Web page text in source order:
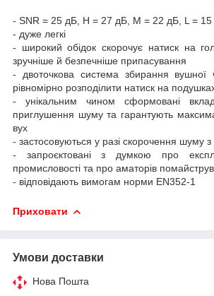
- SNR = 25 дБ, H = 27 дБ, M = 22 дБ, L =
- дуже легкі
- широкий обідок скорочує натиск на
зручніше й безпечніше припасування
- двоточкова система збирання вушної
рівномірно розподілити натиск на
- унікальним чином сформовані
приглушення шуму та гарантують
вух
- застосовуються у разі скорочення шуму
- запроєктовані з думкою про
промисловості та про аматорів
- відповідають вимогам норми EN352-1
Приховати
Умови доставки
Нова Пошта